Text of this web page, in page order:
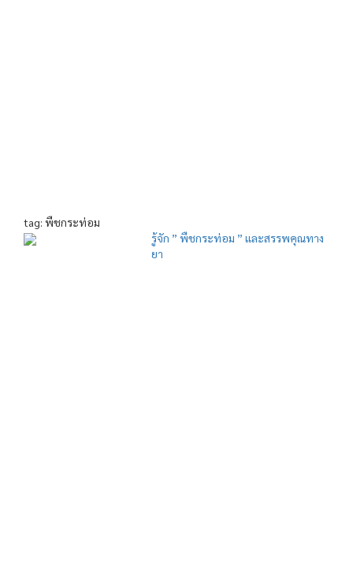
tag: พืชกระท่อม
รู้จัก ” พืชกระท่อม ” และสรรพคุณทาง
ยา